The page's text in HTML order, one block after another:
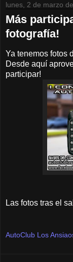
lunes, 2 de marzo
Más
fotografía!
Ya tenemos fotos
Desde aquí
participar!
Las fotos tras el
AutoClub Los